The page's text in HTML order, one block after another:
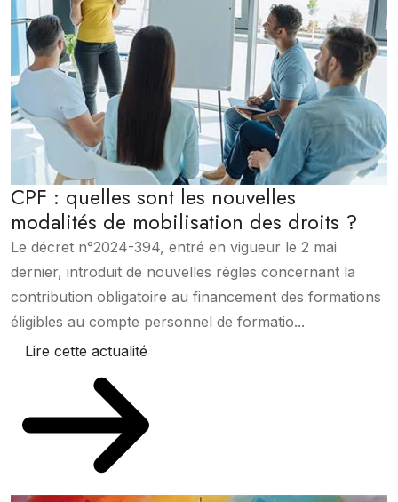
CPF : quelles sont les nouvelles
modalités de mobilisation des droits ?
Le décret n°2024-394, entré en vigueur le 2 mai
dernier, introduit de nouvelles règles concernant la
contribution obligatoire au financement des formations
éligibles au compte personnel de formatio...
Lire cette actualité